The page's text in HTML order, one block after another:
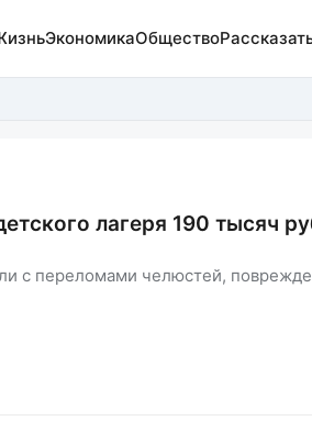
ЭкономикаОбщество
лагеря 190 тысяч
с переломами челюстей,